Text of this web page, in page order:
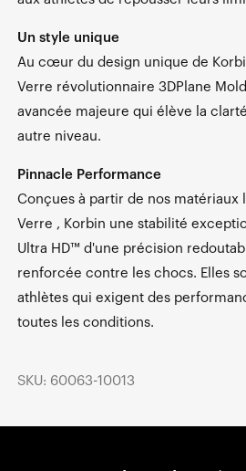
Un style unique
Au cœur du design unique de
Verre révolutionnaire 3DPlane
avancée majeure qui élève la
autre niveau.
Pinnacle Performance
Conçues à partir de nos matériaux
Verre , Korbin une stabilité
Ultra HD™ d'une précision
renforcée contre les chocs. Elles
athlètes qui exigent des
toutes les conditions.
SKU: 60063-10013